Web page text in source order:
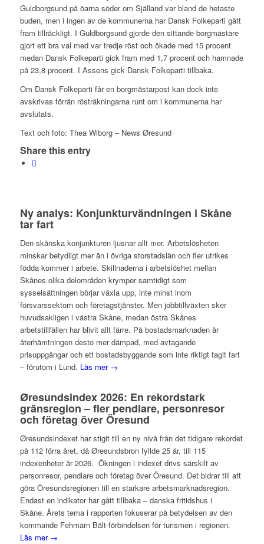
Guldborgsund på öarna söder om Själland var bland de hetaste
buden, men i ingen av de kommunerna har Dansk Folkeparti gått
fram tillräckligt. I Guldborgsund gjorde den sittande borgmästare
gjort ett bra val med var tredje röst och ökade med 15 procent
medan Dansk Folkeparti gick fram med 1,7 procent och hamnade
på 23,8 procent. I Assens gick Dansk Folkeparti tillbaka.
Om Dansk Folkeparti får en borgmästarpost kan dock inte
avskrivas förrän rösträkningarna runt om i kommunerna har
avslutats.
Text och foto: Thea Wiborg – News Øresund
Share this entry
Ny analys: Konjunkturvändningen i Skåne
tar fart
Den skånska konjunkturen ljusnar allt mer. Arbetslösheten
minskar betydligt mer än i övriga storstadslän och fler utrikes
födda kommer i arbete. Skillnaderna i arbetslöshet mellan
Skånes olika delområden krymper samtidigt som
sysselsättningen börjar växla upp, inte minst inom
försvarssektorn och företagstjänster. Men jobbtillväxten sker
huvudsakligen i västra Skåne, medan östra Skånes
arbetstillfällen har blivit allt färre. På bostadsmarknaden är
återhämtningen desto mer dämpad, med avtagande
prisuppgångar och ett bostadsbyggande som inte riktigt tagit fart
– förutom i Lund. Läs mer →
Øresundsindex 2026: En rekordstark
gränsregion – fler pendlare, personresor
och företag över Öresund
Øresundsindexet har stigit till en ny nivå från det tidigare rekordet
på 112 förra året, då Øresundsbron fyllde 25 år, till 115
indexenheter år 2026. Ökningen i indexet drivs särskilt av
personresor, pendlare och företag över Öresund. Det bidrar till att
göra Öresundsregionen till en starkare arbetsmarknadsregion.
Endast en indikator har gått tillbaka – danska fritidshus i
Skåne. Årets tema i rapporten fokuserar på betydelsen av den
kommande Fehmarn Bält-förbindelsen för turismen i regionen.
Läs mer →